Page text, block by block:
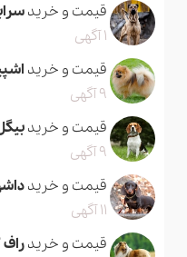
قیمت و خرید
1 آگهی
قیمت و خرید
9 آگهی
قیمت و خرید
9 آگهی
قیمت و خرید
11 آگهی
قیمت و خرید